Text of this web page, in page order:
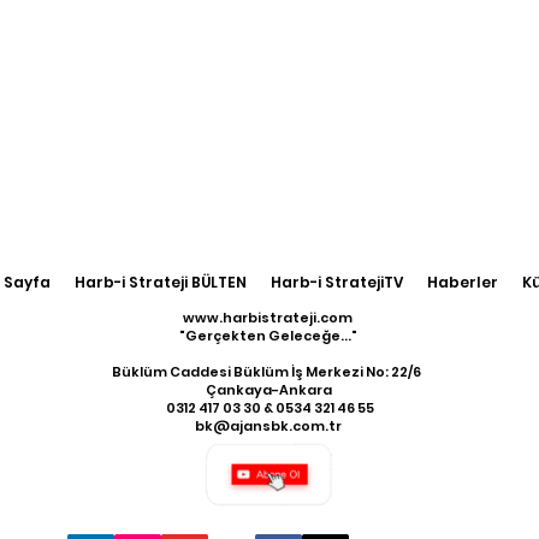
Sayfa Harb-i Strateji BÜLTEN Harb-i StratejiTV Haberler
www.harbistrateji.com
"Gerçekten Geleceğe..."
Büklüm Caddesi Büklüm İş Merkezi No: 22/6
Çankaya-Ankara
​ 0312 417 03 30 & 0534 321 46 55
bk@ajansbk.com.tr